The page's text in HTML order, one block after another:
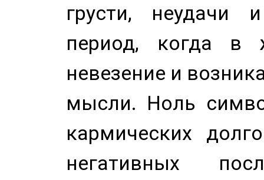
грусти, неудачи
период, когда в
невезение и
мысли. Ноль
кармических
негативных